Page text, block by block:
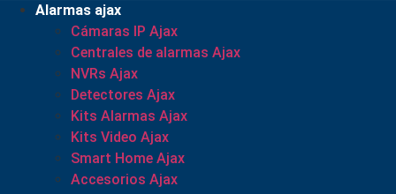
Alarmas ajax
Cámaras IP Ajax
Centrales de alarmas Ajax
NVRs Ajax
Detectores Ajax
Kits Alarmas Ajax
Kits Video Ajax
Smart Home Ajax
Accesorios Ajax